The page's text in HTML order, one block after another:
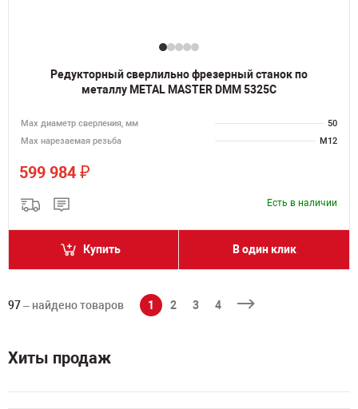
Редукторный сверлильно фрезерный станок по
металлу METAL MASTER DMM 5325C
Мах диаметр сверления, мм
50
Мах нарезаемая резьба
M12
599 984 ₽
Есть в наличии
Купить В один клик
97– найдено товаров 1 2 3 4
Хиты продаж